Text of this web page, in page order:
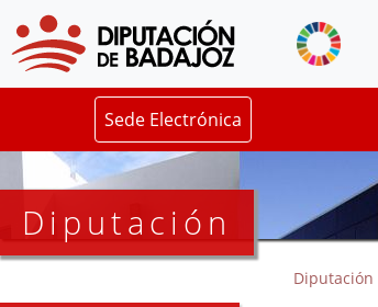
Sede Electrónica
Diputación
Diputación